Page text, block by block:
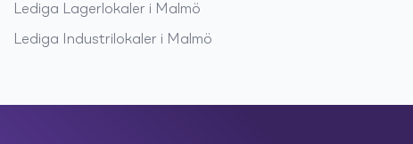
Lediga Lagerlokaler i Malmö
Lediga Industrilokaler i Malmö